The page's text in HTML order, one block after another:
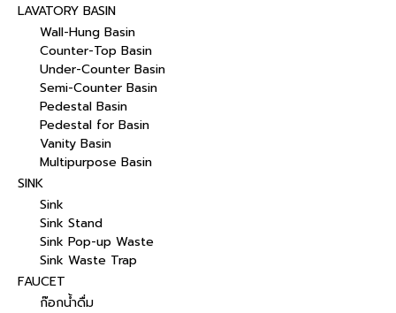
LAVATORY BASIN
Wall-Hung Basin
Counter-Top Basin
Under-Counter Basin
Semi-Counter Basin
Pedestal Basin
Pedestal for Basin
Vanity Basin
Multipurpose Basin
SINK
Sink
Sink Stand
Sink Pop-up Waste
Sink Waste Trap
FAUCET
ก๊อกน้ำดื่ม